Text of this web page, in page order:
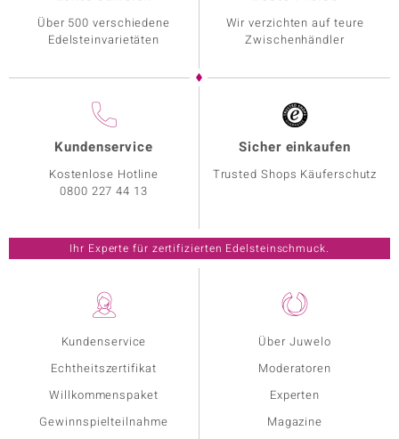
Kundenservice
Echtheitszertifikat
Willkommenspaket
Gewinnspielteilnahme
Über Juwelo
Moderatoren
Experten
Magazine
Über 500 verschiedene
Edelsteinvarietäten
Wir verzichten auf teure
Zwischenhändler
Kundenservice
Kostenlose Hotline
0800 227 44 13
Sicher einkaufen
Trusted Shops Käuferschutz
Ihr Experte für zertifizierten Edelsteinschmuck.